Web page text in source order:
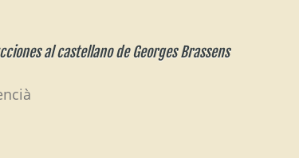
al castellano de Georges Brassens